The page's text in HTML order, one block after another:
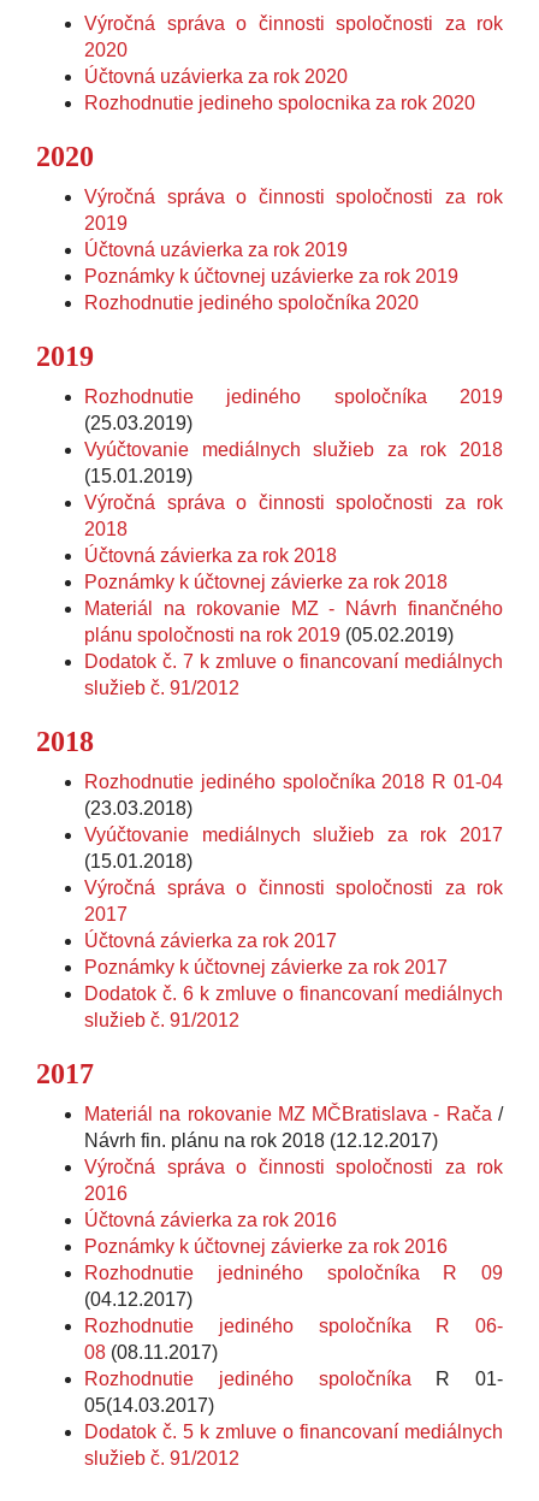
Výročná správa o činnosti spoločnosti za rok
2020
Účtovná uzávierka za rok 2020
Rozhodnutie jedineho spolocnika za rok 2020
2020
Výročná správa o činnosti spoločnosti za rok
2019
Účtovná uzávierka za rok 2019
Poznámky k účtovnej uzávierke za rok 2019
Rozhodnutie jediného spoločníka 2020
2019
Rozhodnutie jediného spoločníka 2019
(25.03.2019)
Vyúčtovanie mediálnych služieb za rok 2018
(15.01.2019)
Výročná správa o činnosti spoločnosti za rok
2018
Účtovná závierka za rok 2018
Poznámky k účtovnej závierke za rok 2018
Materiál na rokovanie MZ - Návrh finančného
plánu spoločnosti na rok 2019 (05.02.2019)
Dodatok č. 7 k zmluve o financovaní mediálnych
služieb č. 91/2012
2018
Rozhodnutie jediného spoločníka 2018 R 01-04
(23.03.2018)
Vyúčtovanie mediálnych služieb za rok 2017
(15.01.2018)
Výročná správa o činnosti spoločnosti za rok
2017
Účtovná závierka za rok 2017
Poznámky k účtovnej závierke za rok 2017
Dodatok č. 6 k zmluve o financovaní mediálnych
služieb č. 91/2012
2017
Materiál na rokovanie MZ MČBratislava - Rača /
Návrh fin. plánu na rok 2018 (12.12.2017)
Výročná správa o činnosti spoločnosti za rok
2016
Účtovná závierka za rok 2016
Poznámky k účtovnej závierke za rok 2016
Rozhodnutie jedniného spoločníka R 09
(04.12.2017)
Rozhodnutie jediného spoločníka R 06-
08 (08.11.2017)
Rozhodnutie jediného spoločníka R 01-
05(14.03.2017)
Dodatok č. 5 k zmluve o financovaní mediálnych
služieb č. 91/2012